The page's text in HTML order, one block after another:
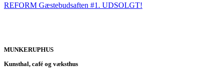
REFORM Gæstebudsaften #1. UDSOLGT!
MUNKERUPHUS
Kunsthal, café og væksthus